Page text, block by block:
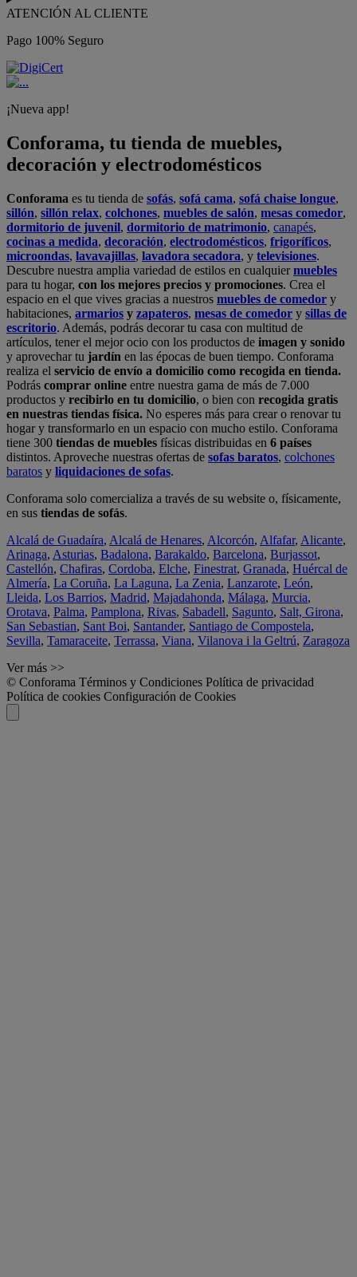
ATENCIÓN AL CLIENTE
Pago 100% Seguro
¡Nueva app!
Conforama, tu tienda de muebles,
decoración y electrodomésticos
Conforama es tu tienda de sofás, sofá cama, sofá chaise longue,
sillón, sillón relax, colchones, muebles de salón, mesas comedor,
dormitorio de juvenil, dormitorio de matrimonio, canapés,
cocinas a medida, decoración, electrodomésticos, frigoríficos,
microondas, lavavajillas, lavadora secadora, y televisiones.
Descubre nuestra amplia variedad de estilos en cualquiermuebles
para tu hogar, con los mejores precios y promociones. Crea el
espacio en el que vives gracias a nuestros muebles de comedor y
habitaciones, armarios y zapateros, mesas de comedor y sillas de
escritorio. Además, podrás decorar tu casa con multitud de
artículos, tener el mejor ocio con los productos de imagen y sonido
y aprovechar tu jardín en las épocas de buen tiempo. Conforama
realiza el servicio de envío a domicilio como recogida en tienda.
Podrás comprar online entre nuestra gama de más de 7.000
productos y recibirlo en tu domicilio, o bien con recogida gratis
en nuestras tiendas física. No esperes más para crear o renovar tu
hogar y transformarlo en un espacio con mucho estilo. Conforama
tiene 300 tiendas de muebles físicas distribuidas en 6 países
distintos. Aproveche nuestras ofertas de sofas baratos, colchones
baratos y liquidaciones de sofas.
Conforama solo comercializa a través de su website o, físicamente,
en sus tiendas de sofás.
Alcalá de Guadaíra, Alcalá de Henares, Alcorcón, Alfafar, Alicante,
Arinaga, Asturias, Badalona, Barakaldo, Barcelona, Burjassot,
Castellón, Chafiras, Cordoba, Elche, Finestrat, Granada, Huércal de
Almería, La Coruña, La Laguna, La Zenia, Lanzarote, León,
Lleida, Los Barrios, Madrid, Majadahonda, Málaga, Murcia,
Orotava, Palma, Pamplona, Rivas, Sabadell, Sagunto, Salt, Girona,
San Sebastian, Sant Boi, Santander, Santiago de Compostela,
Sevilla, Tamaraceite, Terrassa, Viana, Vilanova i la Geltrú, Zaragoza
Ver más >>
© Conforama Términos y Condiciones Política de privacidad
Política de cookies Configuración de Cookies